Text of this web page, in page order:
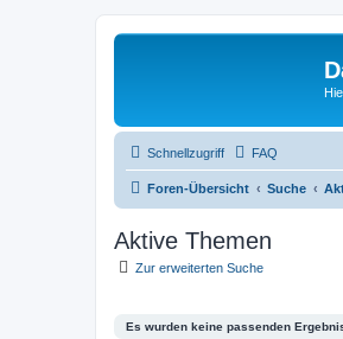
Schnellzugriff FAQ
Foren-Übersicht Suche
Aktive Themen
Zur erweiterten Suche
Es wurden keine passenden